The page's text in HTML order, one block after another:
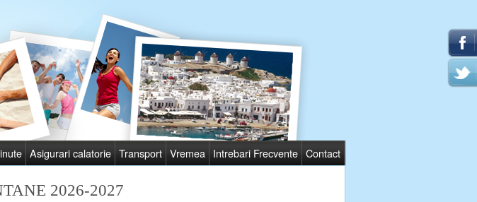
Asigurari calatorie Transport Vremea Intrebari Frecvente Contact
2026-2027